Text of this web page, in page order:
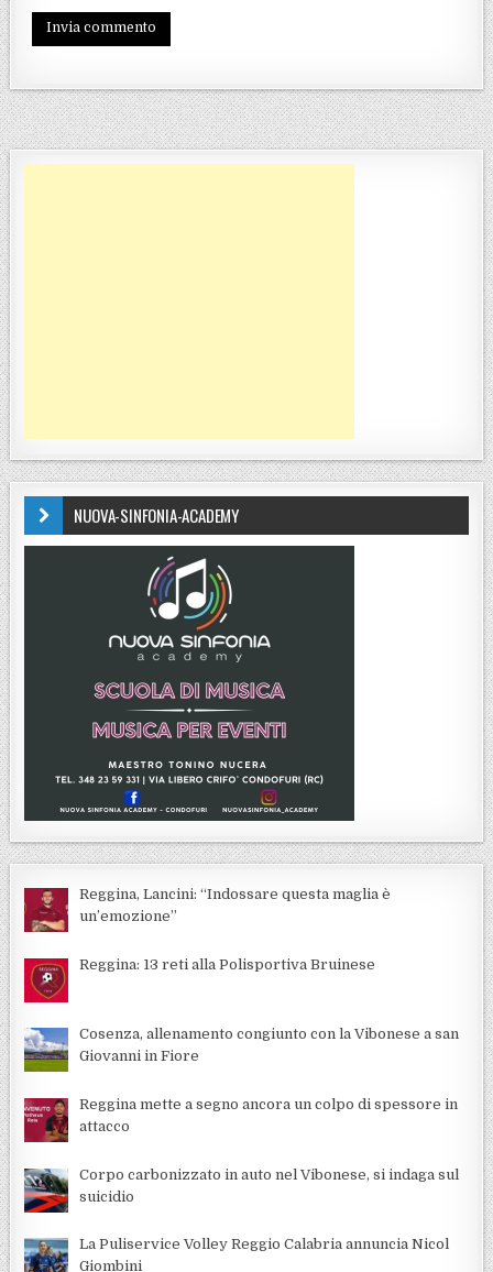
NUOVA-SINFONIA-ACADEMY
Reggina, Lancini: “Indossare questa maglia è
un’emozione”
Reggina: 13 reti alla Polisportiva Bruinese
Cosenza, allenamento congiunto con la Vibonese a san
Giovanni in Fiore
Reggina mette a segno ancora un colpo di spessore in
attacco
Corpo carbonizzato in auto nel Vibonese, si indaga sul
suicidio
La Puliservice Volley Reggio Calabria annuncia Nicol
Giombini